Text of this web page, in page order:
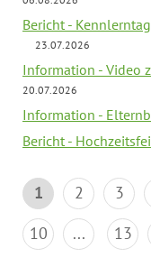
Bericht -
23.07.2026
Information - Video
20.07.2026
Information -
Bericht -
1 2 3
10
... 13